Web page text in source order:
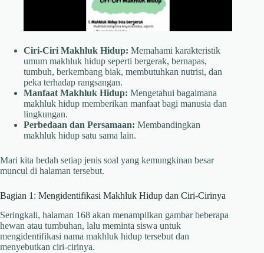
Ciri-Ciri Makhluk Hidup: Memahami karakteristik
umum makhluk hidup seperti bergerak, bernapas,
tumbuh, berkembang biak, membutuhkan nutrisi, dan
peka terhadap rangsangan.
Manfaat Makhluk Hidup: Mengetahui bagaimana
makhluk hidup memberikan manfaat bagi manusia dan
lingkungan.
Perbedaan dan Persamaan: Membandingkan
makhluk hidup satu sama lain.
Mari kita bedah setiap jenis soal yang kemungkinan besar
muncul di halaman tersebut.
Bagian 1: Mengidentifikasi Makhluk Hidup dan Ciri-Cirinya
Seringkali, halaman 168 akan menampilkan gambar beberapa
hewan atau tumbuhan, lalu meminta siswa untuk
mengidentifikasi nama makhluk hidup tersebut dan
menyebutkan ciri-cirinya.